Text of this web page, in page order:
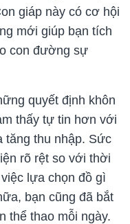
giáp này có cơ hội
mới giúp bạn tích
con đường sự
quyết định khôn
thấy tự tin hơn với
tăng thu nhập. Sức
rõ rệt so với thời
lựa chọn đồ gì
bạn cũng đã bắt
thể thao mỗi ngày.